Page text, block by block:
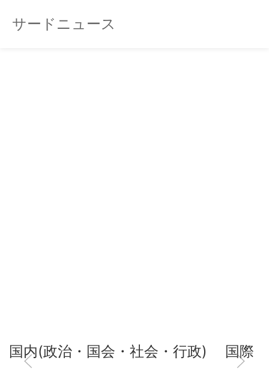
サードニュース
国内(政治・国会・社会・行政) 国際